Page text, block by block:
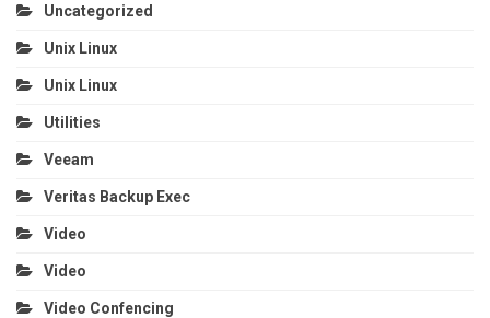
Uncategorized
Unix Linux
Unix Linux
Utilities
Veeam
Veritas Backup Exec
Video
Video
Video Confencing